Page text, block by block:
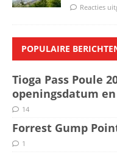
Reacties
POPULAIRE
Tioga Pass Poule
openingsdatum
14
Forrest Gump
1